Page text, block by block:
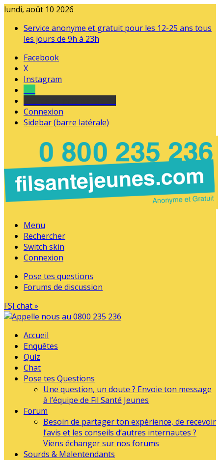
lundi, août 10 2026
Service anonyme et gratuit pour les 12-25 ans tous
les jours de 9h à 23h
Facebook
X
Instagram
Connexion
Sidebar (barre latérale)
Menu
Rechercher
Switch skin
Connexion
Pose tes questions
Forums de discussion
FSJ chat »
Accueil
Enquêtes
Quiz
Chat
Pose tes Questions
Une question, un doute ? Envoie ton message
à l’équipe de Fil Santé Jeunes
Forum
Besoin de partager ton expérience, de recevoir
l’avis et les conseils d’autres internautes ?
Viens échanger sur nos forums
Sourds & Malentendants